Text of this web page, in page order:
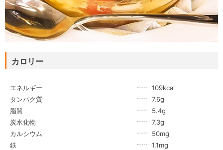
カロリー
エネルギー
109kcal
タンパク質
7.6g
脂質
5.4g
炭水化物
7.3g
カルシウム
50mg
鉄
1.1mg